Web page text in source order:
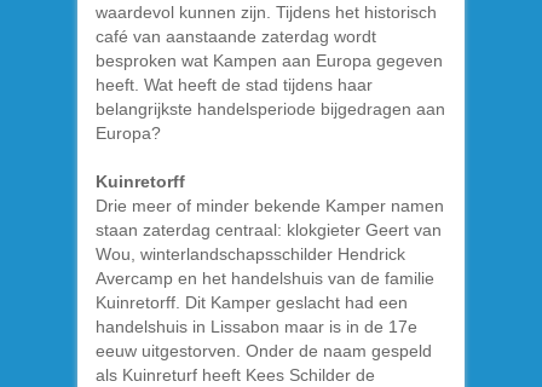
waardevol kunnen zijn. Tijdens het historisch
café van aanstaande zaterdag wordt
besproken wat Kampen aan Europa gegeven
heeft. Wat heeft de stad tijdens haar
belangrijkste handelsperiode bijgedragen aan
Europa?
Kuinretorff
Drie meer of minder bekende Kamper namen
staan zaterdag centraal: klokgieter Geert van
Wou, winterlandschapsschilder Hendrick
Avercamp en het handelshuis van de familie
Kuinretorff. Dit Kamper geslacht had een
handelshuis in Lissabon maar is in de 17e
eeuw uitgestorven. Onder de naam gespeld
als Kuinreturf heeft Kees Schilder de